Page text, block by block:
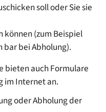
soll oder Sie sie
können (zum Beispiel
bar bei Abholung).
bieten auch Formulare
im Internet an.
oder Abholung der